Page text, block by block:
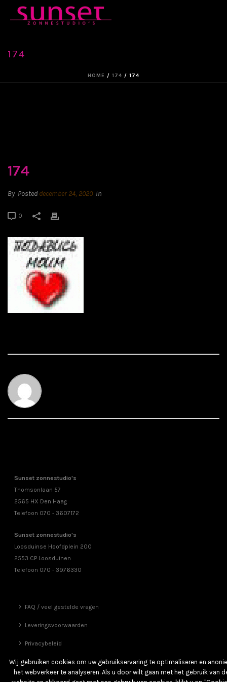
174
HOME / 174 / 174
174
By Posted december 24, 2020 In
0
Sunset zonnestudio's
Thomsonlaan 57
2565 HX Den Haag
Telefoon 070 - 3607172
Sunset zonnestudio's
Loosduinse Hoofdplein 200
2553 CP Loosduinen
Telefoon 070 - 3976330
FAQ / veel gestelde vragen
Leveringsvoorwaarden
Privacybeleid
Vrienden
Wij gebruiken cookies om uw gebruikservaring te optimaliseren en
het webverkeer te analyseren. Als u door wilt gaan met het gebruik van